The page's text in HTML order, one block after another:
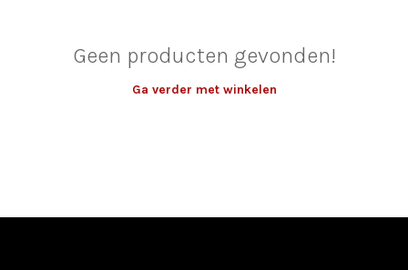
Geen producten gevonden!
Ga verder met winkelen